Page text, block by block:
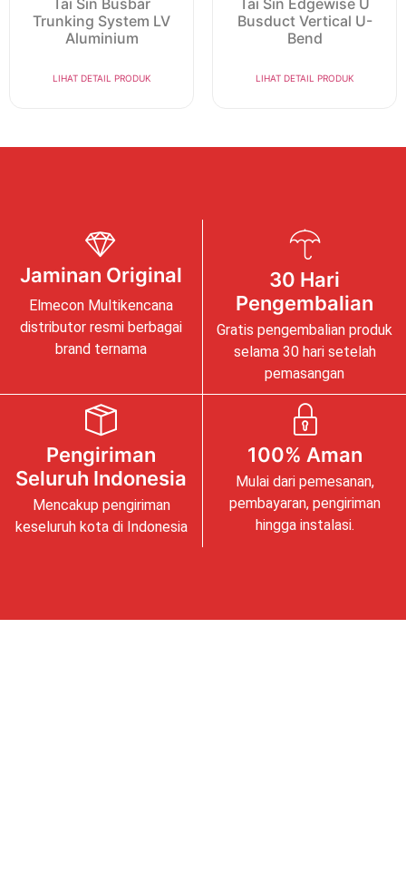
Trunking System LV
Aluminium
LIHAT DETAIL PRODUK
Busduct Vertical U-
Bend
LIHAT DETAIL PRODUK
Jaminan Original
Elmecon Multikencana
distributor resmi berbagai
brand ternama
30 Hari
Pengembalian
Gratis pengembalian produk
selama 30 hari setelah
pemasangan
Pengiriman
Seluruh Indonesia
Mencakup pengiriman
keseluruh kota di Indonesia
100% Aman
Mulai dari pemesanan,
pembayaran, pengiriman
hingga instalasi.